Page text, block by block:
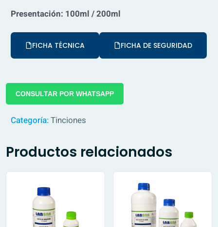
Presentación: 100ml / 200ml
FICHA TÉCNICA FICHA DE SEGURIDAD
CONSULTAR POR WHATSAPP
Categoría:Tinciones
Productos relacionados